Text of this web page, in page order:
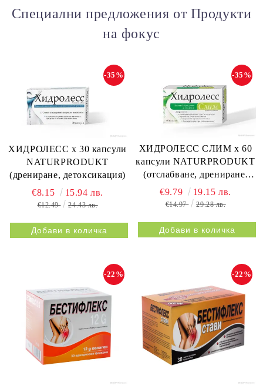
Специални предложения от Продукти
на фокус
ХИДРОЛЕСС х 30 капсули
NATURPRODUKT
(дрениране, детоксикация)
-35%
€8.15 15.94 лв.
€12.49 24.43 лв.
ХИДРОЛЕСС СЛИМ х 60
капсули NATURPRODUKT
(отслабване, дрениране,
метаболизъм)
-35%
€9.79 19.15 лв.
€14.97 29.28 лв.
-22% -22%